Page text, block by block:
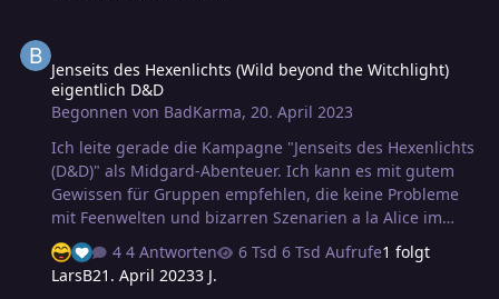
Jenseits des Hexenlichts (Wild beyond the Witchlight)
eigentlich D&D
Begonnen von BadKarma, 20. April 2023
Ich leite gerade die Kampagne "Jenseits des Hexenlichts
(D&D)" als Midgard-Abenteuer. Ich kann es mit gutem
Gewissen für Gruppen empfehlen, die keine Probleme
mit Feenwelten und bizarren Szenarien a la Alice im
Wunderland oder Chihiros Reise ins Zauberland haben.
Da ich die englische Version besitze, weiss ich aber
nicht, ob die deutsche Fassimg ebenso gut ist. Die
4 Antworten 6 Tsd Aufrufe1 folgt
LarsB21. April 20233 J.